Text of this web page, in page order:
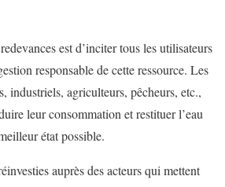
est d’inciter tous les utilisateurs
responsable de cette ressource. Les
industriels, agriculteurs, pêcheurs, etc.,
leur consommation et restituer l’eau
état possible.
auprès des acteurs qui mettent